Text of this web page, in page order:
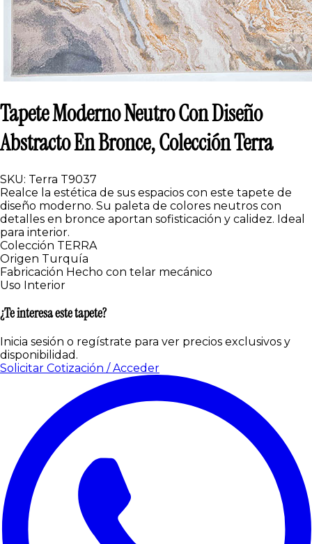
Tapete Moderno Neutro Con Diseño
Abstracto En Bronce, Colección Terra
SKU: Terra T9037
Realce la estética de sus espacios con este tapete de
diseño moderno. Su paleta de colores neutros con
detalles en bronce aportan sofisticación y calidez. Ideal
para interior.
Colección TERRA
Origen Turquía
Fabricación Hecho con telar mecánico
Uso Interior
¿Te interesa este tapete?
Inicia sesión o regístrate para ver precios exclusivos y
disponibilidad.
Solicitar Cotización / Acceder